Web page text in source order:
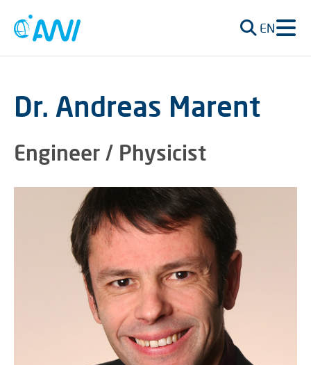
EN
Dr. Andreas Marent
Engineer / Physicist